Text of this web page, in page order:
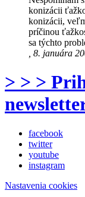
konizácii
konizácii,
príčinou
sa týchto
, 8. januára
> > >
facebook
twitter
youtube
instagram
Nastavenia cookies